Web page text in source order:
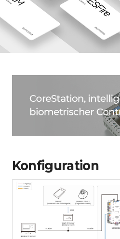
Konfiguration